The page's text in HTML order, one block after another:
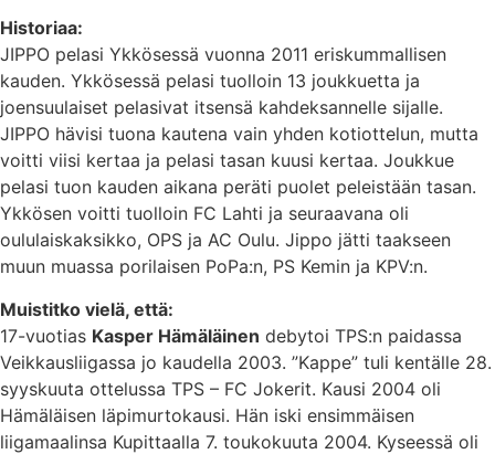
Historiaa:
JIPPO pelasi Ykkösessä vuonna 2011 eriskummallisen
kauden. Ykkösessä pelasi tuolloin 13 joukkuetta ja
joensuulaiset pelasivat itsensä kahdeksannelle sijalle.
JIPPO hävisi tuona kautena vain yhden kotiottelun, mutta
voitti viisi kertaa ja pelasi tasan kuusi kertaa. Joukkue
pelasi tuon kauden aikana peräti puolet peleistään tasan.
Ykkösen voitti tuolloin FC Lahti ja seuraavana oli
oululaiskaksikko, OPS ja AC Oulu. Jippo jätti taakseen
muun muassa porilaisen PoPa:n, PS Kemin ja KPV:n.
Muistitko vielä, että:
17-vuotias Kasper Hämäläinen debytoi TPS:n paidassa
Veikkausliigassa jo kaudella 2003. ”Kappe” tuli kentälle 28.
syyskuuta ottelussa TPS – FC Jokerit. Kausi 2004 oli
Hämäläisen läpimurtokausi. Hän iski ensimmäisen
liigamaalinsa Kupittaalla 7. toukokuuta 2004. Kyseessä oli